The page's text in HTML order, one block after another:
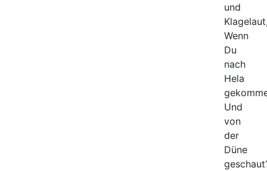
und
Wenn
Du
nach
Hela
Und
von
der
Düne